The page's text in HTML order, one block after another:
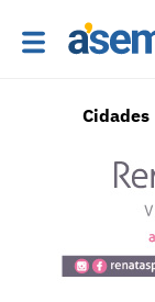
Cidades